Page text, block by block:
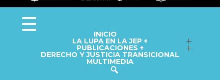
INICIO
LA LUPA EN LA JEP +
Seguimiento a macrocasos
Fichas técnicas
Cápsulas informativas
PUBLICACIONES +
Informes del Observatorio
Repositorio
DERECHO Y JUSTICIA TRANSICIONAL
MULTIMEDIA